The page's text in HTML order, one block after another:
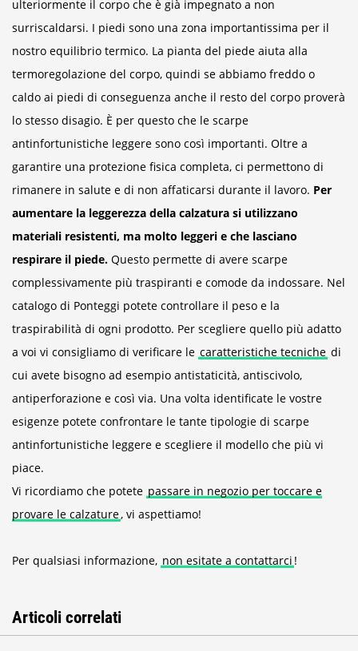
ulteriormente il corpo che è già impegnato a non
surriscaldarsi. I piedi sono una zona importantissima per il
nostro equilibrio termico. La pianta del piede aiuta alla
termoregolazione del corpo, quindi se abbiamo freddo o
caldo ai piedi di conseguenza anche il resto del corpo proverà
lo stesso disagio. È per questo che le scarpe
antinfortunistiche leggere sono così importanti. Oltre a
garantire una protezione fisica completa, ci permettono di
rimanere in salute e di non affaticarsi durante il lavoro. Per
aumentare la leggerezza della calzatura si utilizzano
materiali resistenti, ma molto leggeri e che lasciano
respirare il piede. Questo permette di avere scarpe
complessivamente più traspiranti e comode da indossare. Nel
catalogo di Ponteggi potete controllare il peso e la
traspirabilità di ogni prodotto. Per scegliere quello più adatto
a voi vi consigliamo di verificare le caratteristiche tecniche di
cui avete bisogno ad esempio antistaticità, antiscivolo,
antiperforazione e così via. Una volta identificate le vostre
esigenze potete confrontare le tante tipologie di scarpe
antinfortunistiche leggere e scegliere il modello che più vi
piace.
Vi ricordiamo che potete passare in negozio per toccare e
provare le calzature, vi aspettiamo!
Per qualsiasi informazione, non esitate a contattarci !
Articoli correlati